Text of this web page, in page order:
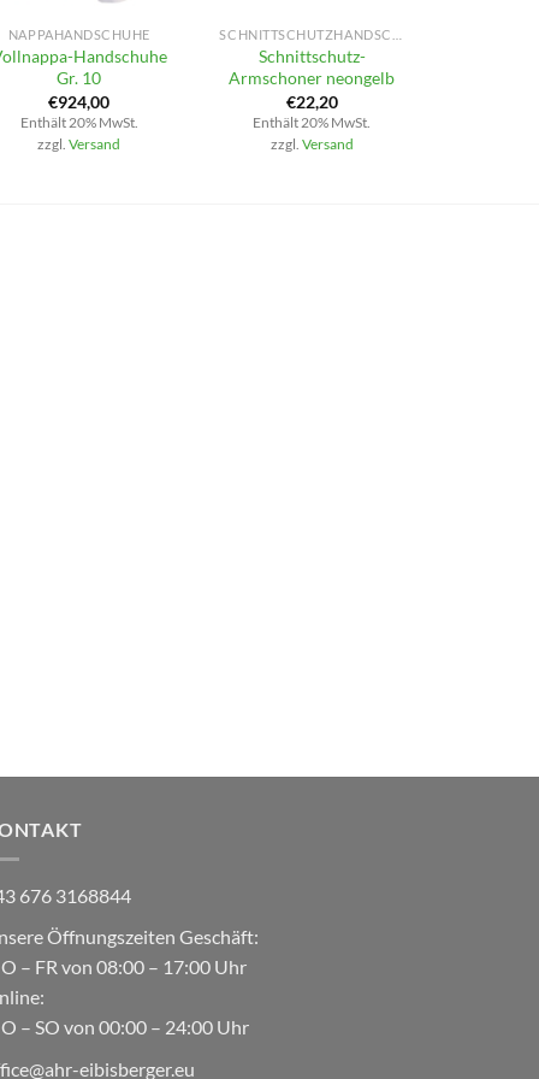
NAPPAHANDSCHUHE
Handschuhe
Gr. 10
€924,00
Enthält 20% MwSt.
zzgl.Versand
Schnittschutz-
Armschoner neongelb
€22,20
Enthält 20% MwSt.
zzgl. Versand
676 3168844
Öffnungszeiten Geschäft:
– FR von 08:00 – 17:00 Uhr
– SO von 00:00 – 24:00 Uhr
eibisberger.eu